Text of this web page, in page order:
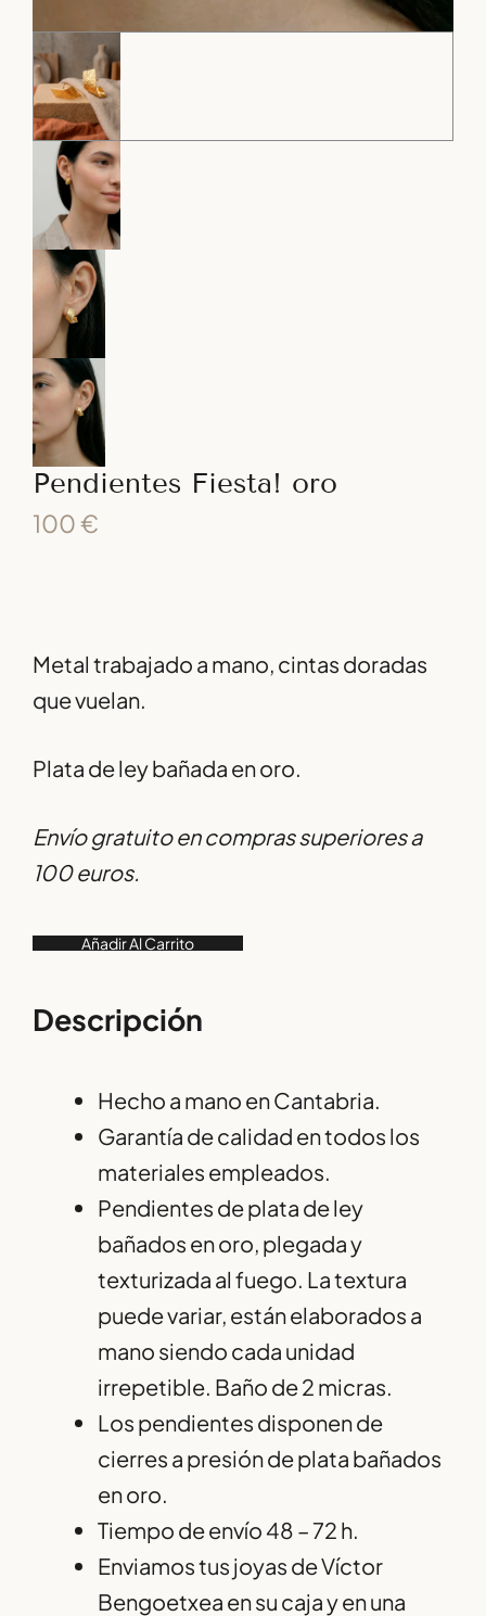
Pendientes Fiesta! oro
100€
Metal trabajado a mano, cintas doradas
que vuelan.
Plata de ley bañada en oro.
Envío gratuito en compras superiores a
100 euros.
Añadir Al Carrito
Descripción
Hecho a mano en Cantabria.
Garantía de calidad en todos los
materiales empleados.
Pendientes de plata de ley
bañados en oro, plegada y
texturizada al fuego. La textura
puede variar, están elaborados a
mano siendo cada unidad
irrepetible. Baño de 2 micras.
Los pendientes disponen de
cierres a presión de plata bañados
en oro.
Tiempo de envío 48 – 72 h.
Enviamos tus joyas de Víctor
Bengoetxea en su caja y en una